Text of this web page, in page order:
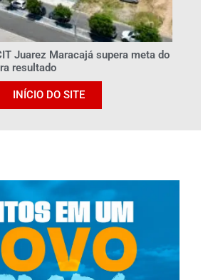
Juarez Maracajá supera meta do
resultado
INÍCIO DO SITE